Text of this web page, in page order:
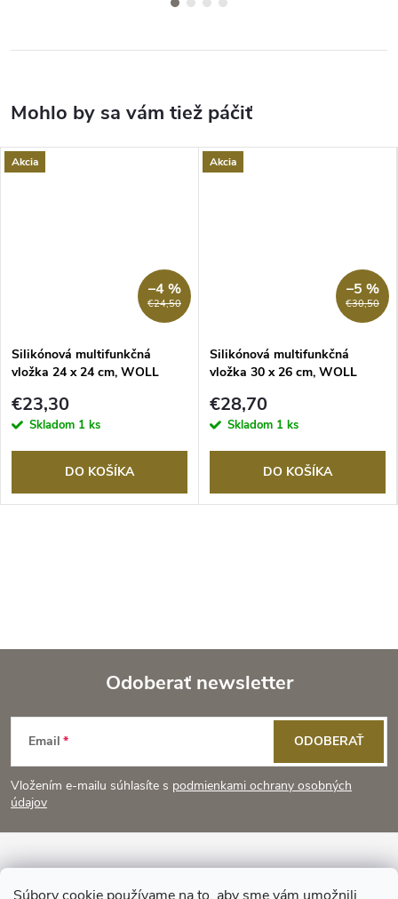
Akcia
€24,50
–4 %
Silikónová multifunkčná
vložka 24 x 24 cm, WOLL
€23,30
Skladom 1 ks
DO KOŠÍKA
Akcia
€30,50
–5 %
Silikónová multifunkčná
vložka 30 x 26 cm, WOLL
€28,70
Skladom 1 ks
DO KOŠÍKA
Z
á
p
ä
Odoberať newsletter
Email
Vložením e-mailu súhlasíte s podmienkami ochrany osobných
údajov
ODOBERAŤ
Informácie pre vás